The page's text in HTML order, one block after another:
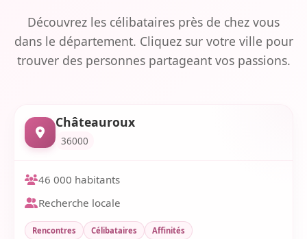
Découvrez les célibataires près de chez vous
dans le département. Cliquez sur votre ville pour
trouver des personnes partageant vos passions.
Châteauroux
36000
46 000 habitants
Recherche locale
Rencontres Célibataires Affinités